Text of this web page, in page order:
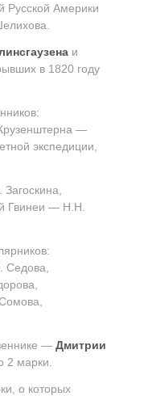
Русской Америки
и
в 1820 году
—
экспедиции,
Загоскина
Гвинеи — Н.Н.
Седова
— Дмитрии
2 марки.
о которых